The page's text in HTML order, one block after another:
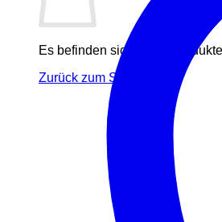
Es befinden sich keine
Zurück zum Shop